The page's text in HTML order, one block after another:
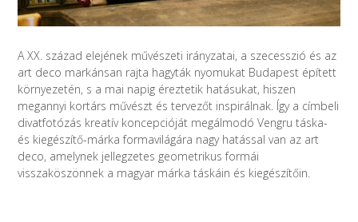
A XX. század elejének művészeti irányzatai, a szecesszió és az
art deco markánsan rajta hagyták nyomukat Budapest épített
környezetén, s a mai napig éreztetik hatásukat, hiszen
megannyi kortárs művészt és tervezőt inspirálnak. Így a címbeli
divatfotózás kreatív koncepcióját megálmodó Vengru táska-
és kiegészítő-márka formavilágára nagy hatással van az art
deco, amelynek jellegzetes geometrikus formái
visszaköszönnek a magyar márka táskáin és kiegészítőin.